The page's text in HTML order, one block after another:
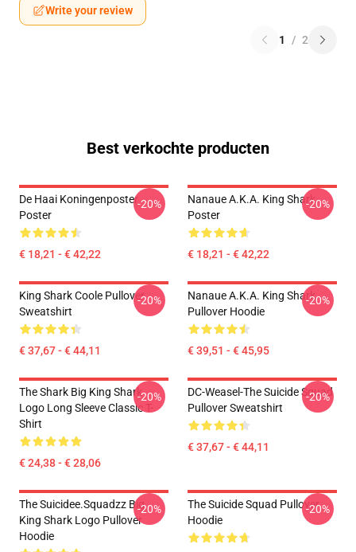
Write your review
1 / 2
Best verkochte producten
De Haai Koningenposter
Poster
€ 18,21 - € 42,22
-20%
Nanaue A.K.A. King Shark
Poster
€ 18,21 - € 42,22
-20%
King Shark Coole Pullover
Sweatshirt
€ 37,67 - € 44,11
-20%
Nanaue A.K.A. King Shark
Pullover Hoodie
€ 39,51 - € 45,95
-20%
The Shark Big King Shark
Logo Long Sleeve Classic T-
Shirt
€ 24,38 - € 28,06
-20%
DC-Weasel-The Suicide Squad
Pullover Sweatshirt
€ 37,67 - € 44,11
-20%
The Suicidee.Squadzz Big
King Shark Logo Pullover
Hoodie
-20%
The Suicide Squad Pullover
Hoodie
-20%